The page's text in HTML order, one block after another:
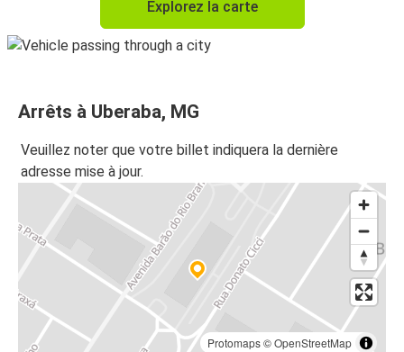
Explorez la carte
Arrêts à Uberaba, MG
Veuillez noter que votre billet indiquera la dernière
adresse mise à jour.
Protomaps©OpenStreetMap